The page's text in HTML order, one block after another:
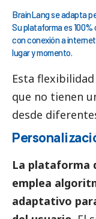
BrainLang se adapta
Su plataforma es
con conexión a
lugar y momento.
Esta
que no tienen
desde
La plataforma
emplea
adaptativo